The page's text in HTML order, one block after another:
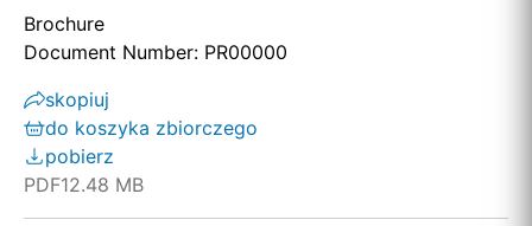
Brochure
Document Number: PR00000
skopiuj
do koszyka zbiorczego
pobierz
PDF12.48 MB